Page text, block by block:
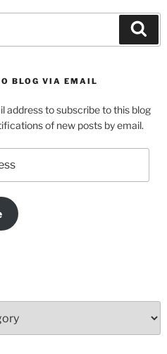
BLOG VIA EMAIL
address to subscribe to this blog
of new posts by email.